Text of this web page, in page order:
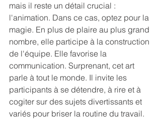
mais il reste un détail crucial :
l'animation. Dans ce cas, optez pour la
magie. En plus de plaire au plus grand
nombre, elle participe à la construction
de l'équipe. Elle favorise la
communication. Surprenant, cet art
parle à tout le monde. Il invite les
participants à se détendre, à rire et à
cogiter sur des sujets divertissants et
variés pour briser la routine du travail.